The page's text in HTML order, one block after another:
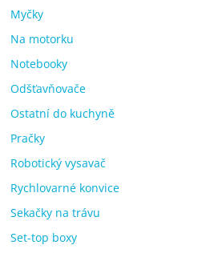
Myčky
Na motorku
Notebooky
Odšťavňovače
Ostatní do kuchyně
Pračky
Robotický vysavač
Rychlovarné konvice
Sekačky na trávu
Set-top boxy